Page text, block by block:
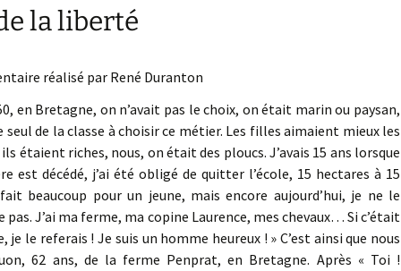
la liberté
réalisé par René Duranton
en Bretagne, on n’avait pas le choix, on était marin ou paysan,
seul de la classe à choisir ce métier. Les filles aimaient mieux les
étaient riches, nous, on était des ploucs. J’avais 15 ans lorsque
est décédé, j’ai été obligé de quitter l’école, 15 hectares à 15
beaucoup pour un jeune, mais encore aujourd’hui, je ne le
J’ai ma ferme, ma copine Laurence, mes chevaux… Si c’était
je le referais ! Je suis un homme heureux ! » C’est ainsi que nous
62 ans, de la ferme Penprat, en Bretagne. Après « Toi !